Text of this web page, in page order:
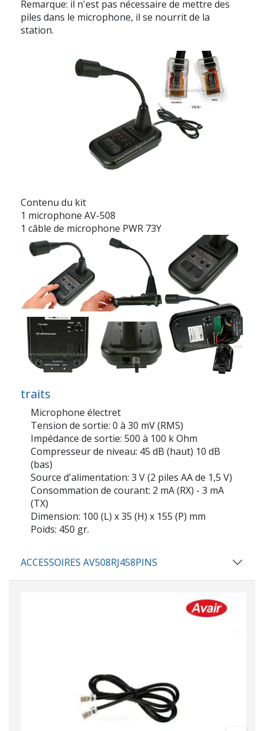
Remarque: il n'est pas nécessaire de mettre des
piles dans le microphone, il se nourrit de la
station.
Contenu du kit
1 microphone AV-508
1 câble de microphone PWR 73Y
traits
Microphone électret
Tension de sortie: 0 à 30 mV (RMS)
Impédance de sortie: 500 à 100 k Ohm
Compresseur de niveau: 45 dB (haut) 10 dB
(bas)
Source d'alimentation: 3 V (2 piles AA de 1,5 V)
Consommation de courant: 2 mA (RX) - 3 mA
(TX)
Dimension: 100 (L) x 35 (H) x 155 (P) mm
Poids: 450 gr.
ACCESSOIRES AV508RJ458PINS